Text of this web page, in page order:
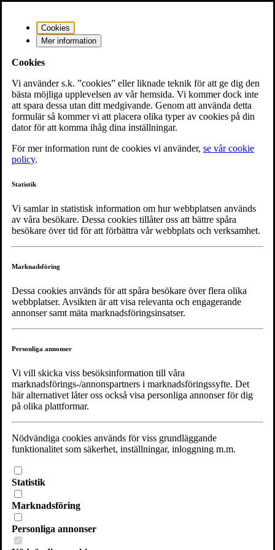
Cookies
Mer information
Cookies
Vi använder s.k. ”cookies” eller liknade teknik för att ge dig den
bästa möjliga upplevelsen av vår hemsida. Vi kommer dock inte
att spara dessa utan ditt medgivande. Genom att använda detta
formulär så kommer vi att placera olika typer av cookies på din
dator för att komma ihåg dina inställningar.
För mer information runt de cookies vi använder, se vår cookie
policy.
Statistik
Vi samlar in statistisk information om hur webbplatsen används
av våra besökare. Dessa cookies tillåter oss att bättre spåra
besökare över tid för att förbättra vår webbplats och verksamhet.
Marknadsföring
Dessa cookies används för att spåra besökare över flera olika
webbplatser. Avsikten är att visa relevanta och engagerande
annonser samt mäta marknadsföringsinsatser.
Personliga annonser
Vi vill skicka viss besöksinformation till våra
marknadsförings-/annonspartners i marknadsföringssyfte. Det
här alternativet låter oss också visa personliga annonser för dig
på olika plattformar.
Nödvändiga cookies används för viss grundläggande
funktionalitet som säkerhet, inställningar, inloggning m.m.
Statistik
Marknadsföring
Personliga annonser
Facebook Instagram
podden
Noaks Ark-podden på Spotify
Hiv facts
Noaks Ark Direkt
Blogg
Välj lokalförening
Mosaik - Skåne & Blekinge
Öppna sökdialog, sök på hemsidan
Meny
Riksförbundet
För dig
STI
Stöd Noaks Ark
Om Riksförbundet
Kontakta Riksförbundet
Min lokalförening